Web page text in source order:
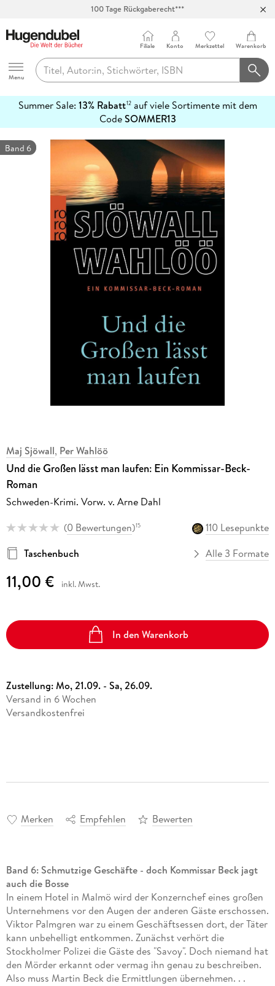
100 Tage Rückgaberecht***
Hugendubel
Menu
Filiale Konto Merkzettel Warenkorb
Summer Sale: 13% Rabatt12auf viele Sortimente mit dem
CodeSOMMER13
erfahren
Band 6
Maj Sjöwall, Per Wahlöö
Und die Großen lässt man laufen: Ein Kommissar-Beck-
Roman
Schweden-Krimi. Vorw. v. Arne Dahl
(0 Bewertungen)15
110 Lesepunkte
Taschenbuch
Alle 3 Formate
11,00 € inkl. Mwst.
In den Warenkorb
Zustellung:Mo, 21.09. - Sa, 26.09.
Versand in 6 Wochen
Versandkostenfrei
Merken Empfehlen Bewerten
Band 6: Schmutzige Geschäfte - doch Kommissar Beck jagt
auch die Bosse
In einem Hotel in Malmö wird der Konzernchef eines großen
Unternehmens vor den Augen der anderen Gäste erschossen.
Viktor Palmgren war zu einem Geschäftsessen dort, der Täter
kann unbehelligt entkommen. Zunächst verhört die
Stockholmer Polizei die Gäste des "Savoy". Doch niemand hat
den Mörder erkannt oder vermag ihn genau zu beschreiben.
Also muss Martin Beck die Ermittlungen übernehmen. . .